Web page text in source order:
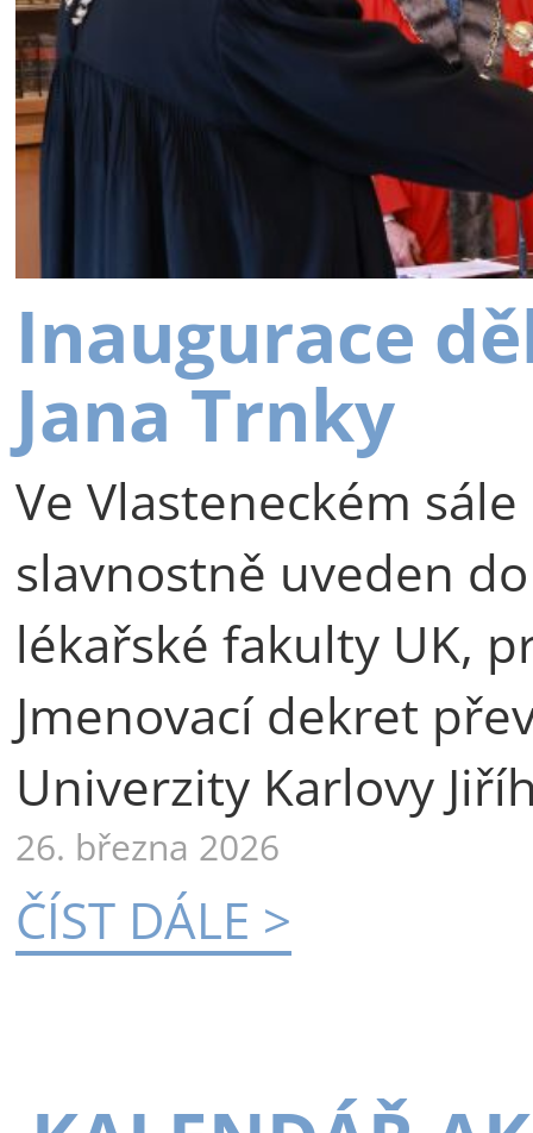
Inaugurace
Jana Trnky
Ve Vlasteneckém
slavnostně uveden
lékařské fakulty UK,
Jmenovací dekret
Univerzity Karlovy
26. března 2026
ČÍST DÁLE >